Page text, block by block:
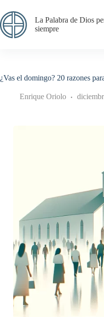
al
contenido
La Palabra de Dios
siempre
¿Vas el domingo? 20 razones
Enrique Oriolo